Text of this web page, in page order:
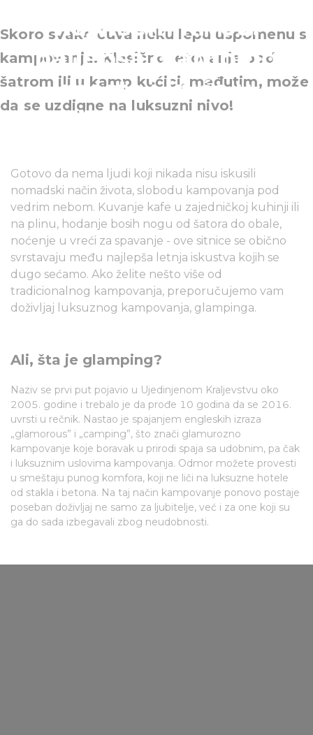
najvišem nivou:
najlepša glamping
mesta i kuće u
krošnjama u Mađarskoj
Skoro svako čuva neku lepu uspomenu s
kampovanja. Klasično letovanje pod
šatrom ili u kamp kućici, međutim, može
da se uzdigne na luksuzni nivo!
Gotovo da nema ljudi koji nikada nisu iskusili
nomadski način života, slobodu kampovanja pod
vedrim nebom. Kuvanje kafe u zajedničkoj kuhinji ili
na plinu, hodanje bosih nogu od šatora do obale,
noćenje u vreći za spavanje - ove sitnice se obično
svrstavaju među najlepša letnja iskustva kojih se
dugo sećamo. Ako želite nešto više od
tradicionalnog kampovanja, preporučujemo vam
doživljaj luksuznog kampovanja, glampinga.
Ali, šta je glamping?
Naziv se prvi put pojavio u Ujedinjenom Kraljevstvu oko
2005. godine i trebalo je da prođe 10 godina da se 2016.
uvrsti u rečnik. Nastao je spajanjem engleskih izraza
„glamorous” i „camping”, što znači glamurozno
kampovanje koje boravak u prirodi spaja sa udobnim, pa čak
i luksuznim uslovima kampovanja. Odmor možete provesti
u smeštaju punog komfora, koji ne liči na luksuzne hotele
od stakla i betona. Na taj način kampovanje ponovo postaje
poseban doživljaj ne samo za ljubitelje, već i za one koji su
ga do sada izbegavali zbog neudobnosti.